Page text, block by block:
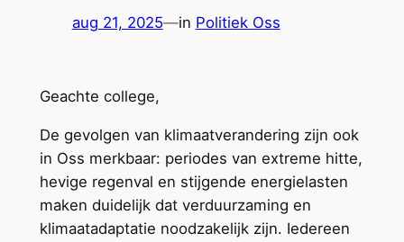
aug 21, 2025—in Politiek Oss
Geachte college,
De gevolgen van klimaatverandering zijn ook
in Oss merkbaar: periodes van extreme hitte,
hevige regenval en stijgende energielasten
maken duidelijk dat verduurzaming en
klimaatadaptatie noodzakelijk zijn. Iedereen